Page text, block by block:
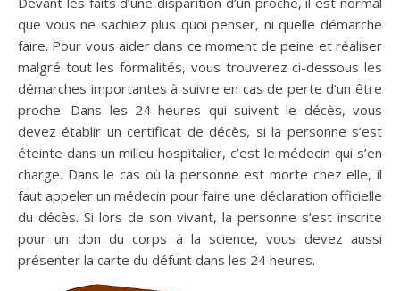
que vous ne sachiez plus quoi penser, ni quelle démarche
faire. Pour vous aider dans ce moment de peine et réaliser
malgré tout les formalités, vous trouverez ci-dessous les
démarches importantes à suivre en cas de perte d’un être
proche. Dans les 24 heures qui suivent le décès, vous
devez établir un certificat de décès, si la personne s’est
éteinte dans un milieu hospitalier, c’est le médecin qui s’en
charge. Dans le cas où la personne est morte chez elle, il
faut appeler un médecin pour faire une déclaration officielle
du décès. Si lors de son vivant, la personne s’est inscrite
pour un don du corps à la science, vous devez aussi
présenter la carte du défunt dans les 24 heures.